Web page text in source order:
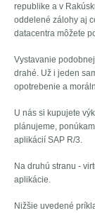
republike a v
oddelené zálohy aj
datacentra môžete
Vystavanie
drahé. Už i jeden
opotrebenie a
U nás si kupujete
plánujeme,
aplikácií SAP R/3.
Na druhú stranu -
aplikácie.
Nižšie uvedené